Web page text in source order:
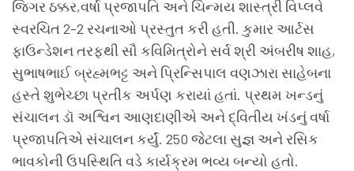
જિગર ઠક્કર,વર્ષા પ્રજાપતિ અને ચિન્મય શાસ્ત્રી વિપ્લવે
સ્વરચિત 2-2 રચનાઓ પ્રસ્તુત કરી હતી. કુમાર આર્ટસ
ફાઉન્ડેશન તરફથી સૌ કવિમિત્રોને સર્વ શ્રી અંબરીષ શાહ,
સુભાષભાઈ બ્રહ્મભટ્ટ અને પ્રિન્સિપાલ વણઝારા સાહેબના
હસ્તે શુભેચ્છા પ્રતીક અર્પણ કરાયાં હતાં. પ્રથમ ખન્ડનું
સંચાલન ડૉ અશ્વિન આણદાણીએ અને દ્વિતીય ખંડનું વર્ષા
પ્રજાપતિએ સંચાલન કર્યું. 250 જેટલા સુજ્ઞ અને રસિક
ભાવકોની ઉપસ્થિતિ વડે કાર્યક્રમ ભવ્ય બન્યો હતો.